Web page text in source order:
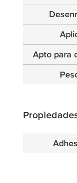
Apto para